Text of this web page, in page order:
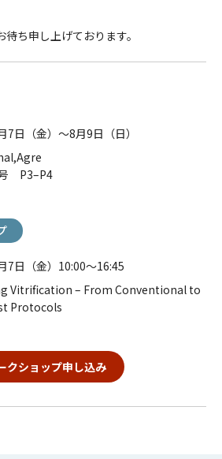
ち申し上げております。
7日（金）～8月9日（日）
P3–P4
7日（金）10:00～16:45
Vitrification – From Conventional to
Protocols
クショップ申し込み